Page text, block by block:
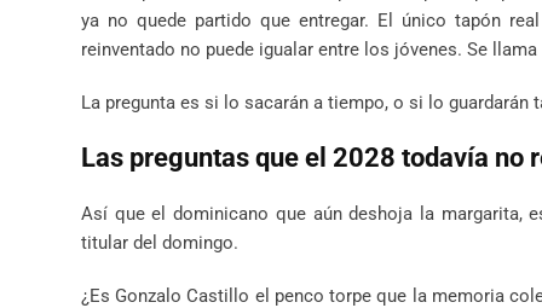
ya no quede partido que entregar. El único tapón
reinventado no puede igualar entre los jóvenes. Se llama
La pregunta es si lo sacarán a tiempo, o si lo guardarán
Las preguntas que el 2028 todavía no
Así que el dominicano que aún deshoja la margarita,
titular del domingo.
¿Es Gonzalo Castillo el penco torpe que la memoria